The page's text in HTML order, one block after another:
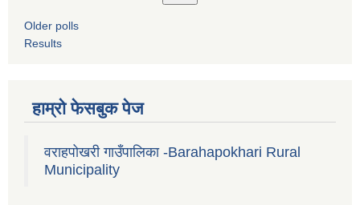
Older polls
Results
हाम्रो फेसबुक पेज
वराहपोखरी गाउँपालिका -Barahapokhari Rural
Municipality